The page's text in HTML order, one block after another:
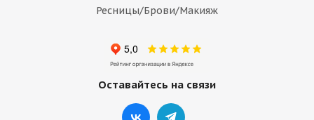
Ресницы/Брови/Макияж
Оставайтесь на связи